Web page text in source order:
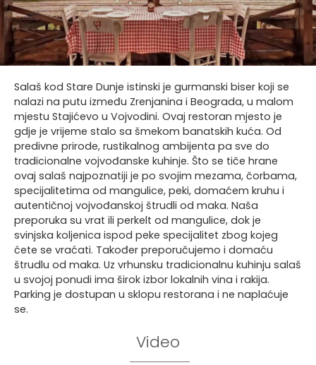
Salaš kod Stare Dunje istinski je gurmanski biser koji se
nalazi na putu između Zrenjanina i Beograda, u malom
mjestu Stajićevo u Vojvodini. Ovaj restoran mjesto je
gdje je vrijeme stalo sa šmekom banatskih kuća. Od
predivne prirode, rustikalnog ambijenta pa sve do
tradicionalne vojvođanske kuhinje. Što se tiče hrane
ovaj salaš najpoznatiji je po svojim mezama, čorbama,
specijalitetima od mangulice, peki, domaćem kruhu i
autentičnoj vojvođanskoj štrudli od maka. Naša
preporuka su vrat ili perkelt od mangulice, dok je
svinjska koljenica ispod peke specijalitet zbog kojeg
ćete se vraćati. Također preporučujemo i domaću
štrudlu od maka. Uz vrhunsku tradicionalnu kuhinju salaš
u svojoj ponudi ima širok izbor lokalnih vina i rakija.
Parking je dostupan u sklopu restorana i ne naplaćuje
se.
Video